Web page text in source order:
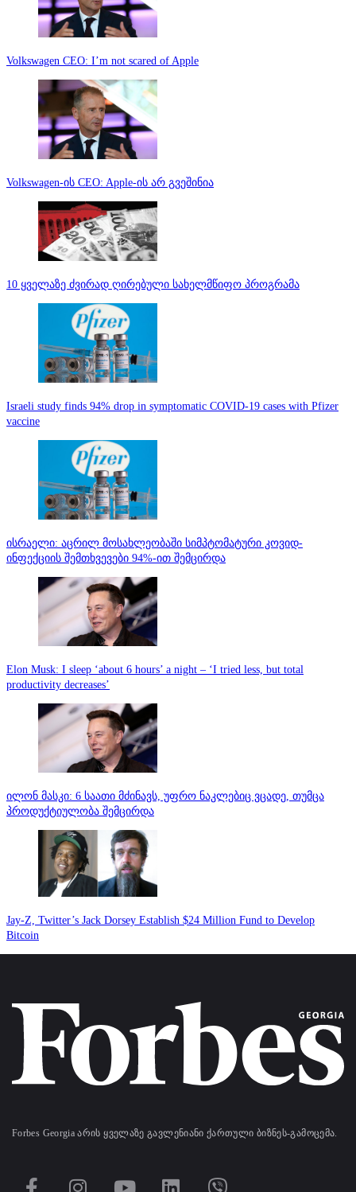
Volkswagen CEO: I’m not scared of Apple
Volkswagen-ის CEO: Apple-ის არ გვეშინია
10 ყველაზე ძვირად ღირებული სახელმწიფო პროგრამა
Israeli study finds 94% drop in symptomatic COVID-19 cases with Pfizer
vaccine
ისრაელი: აცრილ მოსახლეობაში სიმპტომატური კოვიდ-
ინფექციის შემთხვევები 94%-ით შემცირდა
Elon Musk: I sleep ‘about 6 hours’ a night – ‘I tried less, but total
productivity decreases’
ილონ მასკი: 6 საათი მძინავს, უფრო ნაკლებიც ვცადე, თუმცა
პროდუქტიულობა შემცირდა
Jay-Z, Twitter’s Jack Dorsey Establish $24 Million Fund to Develop
Bitcoin
Forbes Georgia არის ყველაზე გავლენიანი ქართული ბიზნეს-გამოცემა.